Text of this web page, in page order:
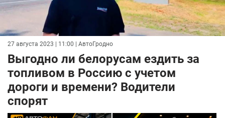
27 августа 2023 | 11:00 | АвтоГродно
Выгодно ли белорусам ездить за
топливом в Россию с учетом
дороги и времени? Водители
спорят